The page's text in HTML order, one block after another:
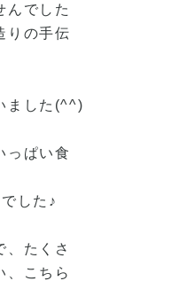
んでした
りの手伝
ました(^^)
っぱい食
した♪
、たくさ
、こちら